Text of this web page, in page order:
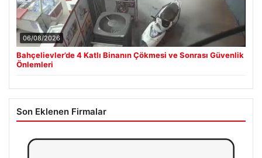
06/08/2026
Bahçelievler’de 4 Katlı Binanın Çökmesi ve Sonrası Güvenlik
Önlemleri
Son Eklenen Firmalar